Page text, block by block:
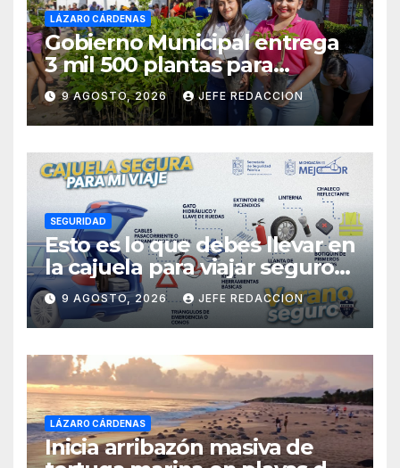
LÁZARO CÁRDENAS
Gobierno Municipal entrega
3 mil 500 plantas para
sumarse a la Jornada
Nacional de Reforestación
9 AGOSTO, 2026 JEFE REDACCION
SEGURIDAD
Esto es lo que debes llevar en
la cajuela para viajar seguro
por carretera
9 AGOSTO, 2026 JEFE REDACCION
LÁZARO CÁRDENAS
Inicia arribazón masiva de